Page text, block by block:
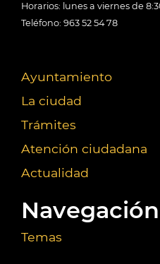
Horarios: lunes a viernes de
Teléfono: 963 52 54 78
Ayuntamiento
La ciudad
Trámites
Atención ciudadana
Actualidad
Temas